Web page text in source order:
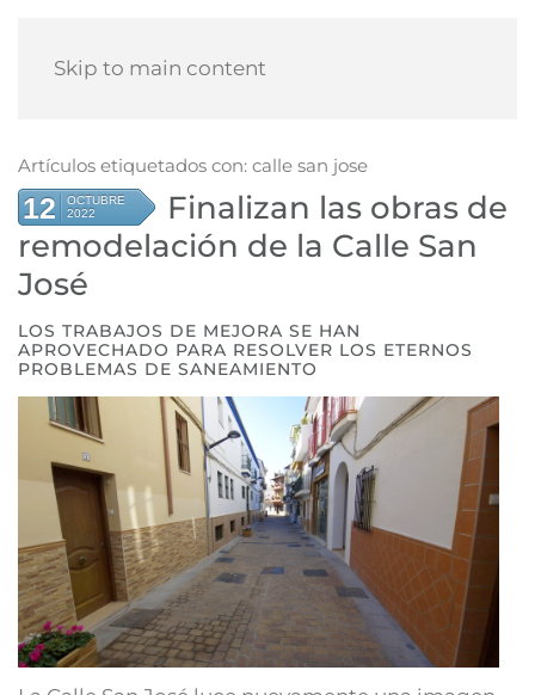
Skip to main content
Artículos etiquetados con: calle san jose
12
OCTUBRE
2022
Finalizan las obras de
remodelación de la Calle San
José
LOS TRABAJOS DE MEJORA SE HAN
APROVECHADO PARA RESOLVER LOS ETERNOS
PROBLEMAS DE SANEAMIENTO